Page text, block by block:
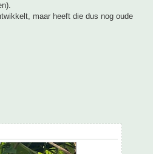
maar heeft die dus nog oude